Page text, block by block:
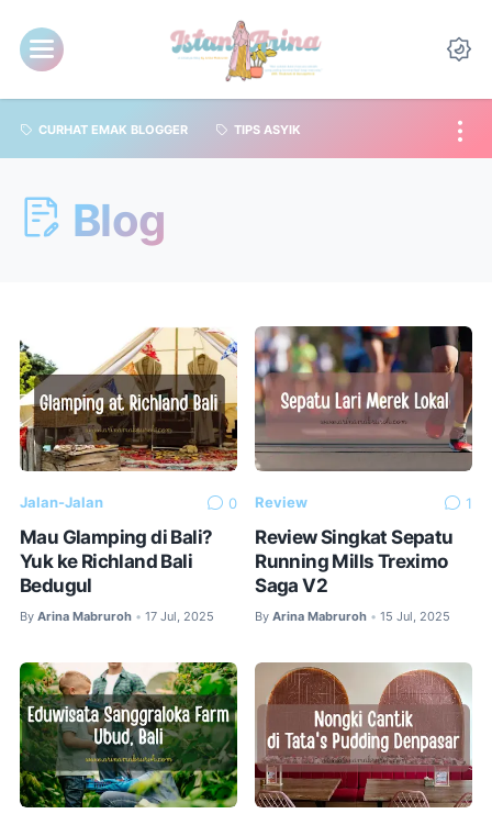
CURHAT EMAK BLOGGER TIPS ASYIK
Blog
Jalan-Jalan 0
Mau Glamping di Bali?
Yuk ke Richland Bali
Bedugul
By Arina Mabruroh • 17 Jul, 2025
Review 1
Review Singkat Sepatu
Running Mills Treximo
Saga V2
By Arina Mabruroh • 15 Jul, 2025